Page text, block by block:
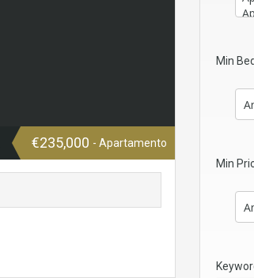
€235,000 - Apartamento
Min
Min